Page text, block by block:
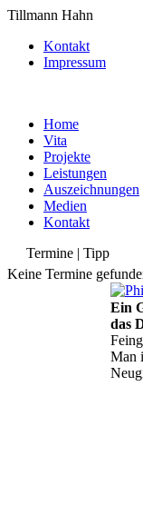
Tillmann Hahn
Kontakt
Impressum
Home
Vita
Projekte
Leistungen
Auszeichnungen
Medien
Kontakt
Termine | Tipp
Keine Termine
Ein
das
Man